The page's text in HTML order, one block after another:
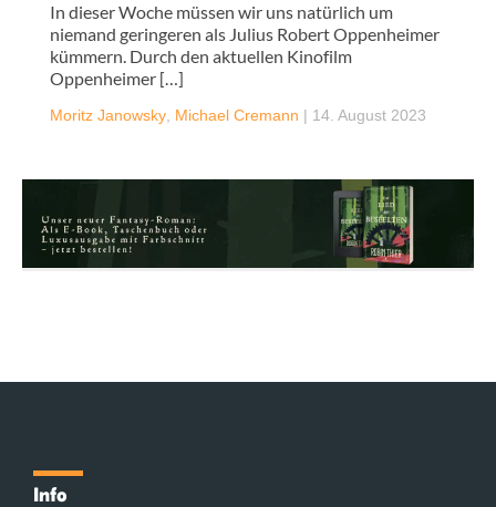
In dieser Woche müssen wir uns natürlich um
niemand geringeren als Julius Robert Oppenheimer
kümmern. Durch den aktuellen Kinofilm
Oppenheimer […]
Moritz Janowsky Michael Cremann | 14. August 2023
Info